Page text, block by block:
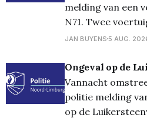
melding van een
N71. Twee
aanrijding
voor de nodige
gebracht en de
Gisteren
melding
JAN BUYENS 5 AUG.
Ongeval op de
Vannacht
politie melding
op de